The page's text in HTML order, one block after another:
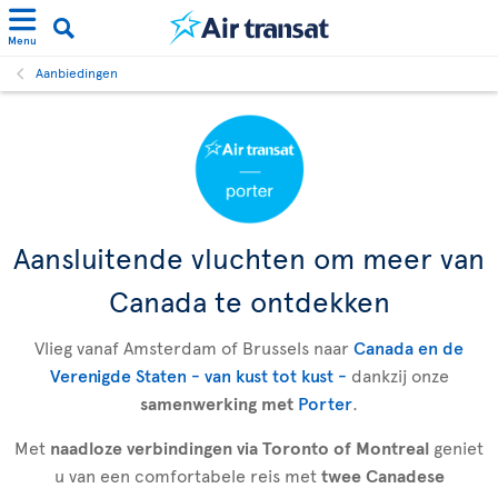
Menu
Aanbiedingen
Aansluitende vluchten om meer van
Canada te ontdekken
Vlieg vanaf Amsterdam of Brussels naarCanada en de
Verenigde Staten - van kust tot kust - dankzij onze
samenwerking met Porter.
Met naadloze verbindingen via Toronto of Montreal geniet
u van een comfortabele reis mettwee Canadese